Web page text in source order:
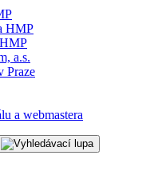
HMP
a.s.
Praze
a webmastera